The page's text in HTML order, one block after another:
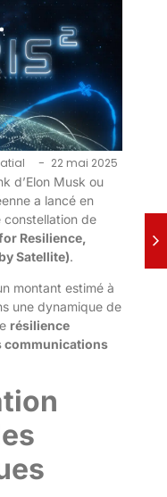
- 22 mai 2025
d’Elon Musk ou
a lancé en
de
Resilience,
Satellite).
montant estimé à
une dynamique de
résilience
communications